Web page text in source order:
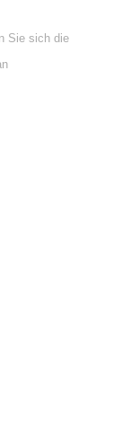
Sie sich die